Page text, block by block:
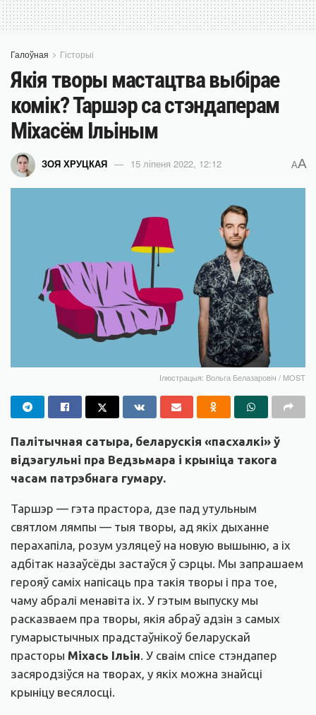
Галоўная Гісторыі
Якія творы мастацтва выбірае
комік? Таршэр са стэндаперам
Міхасём Ільіным
ЗОЯ ХРУЦКАЯ 15 ліпеня 2022, 12:12 AA
Ілюстрацыя: Вольга Белазаровіч / MOST
Палітычная сатыра, беларускія «пасхалкі» ў
відэагульні пра Ведзьмара і крыніца такога
часам патрэбнага гумару.
Таршэр — гэта прастора, дзе пад утульным
святлом лямпы — тыя творы, ад якіх дыханне
перахапіла, розум узляцеў на новую вышыню, а іх
адбітак назаўсёды застаўся ў сэрцы. Мы запрашаем
герояў саміх напісаць пра такія творы і пра тое,
чаму абралі менавіта іх. У гэтым выпуску мы
расказваем пра творы, якія абраў адзін з самых
гумарыстычных прадстаўнікоў беларускай
прасторы Міхась Ільін . У сваім спісе стэндапер
засяродзіўся на творах, у якіх можна знайсці
крыніцу весялосці.